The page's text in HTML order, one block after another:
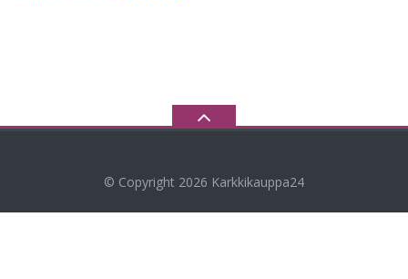
© Copyright 2026 Karkkikauppa24